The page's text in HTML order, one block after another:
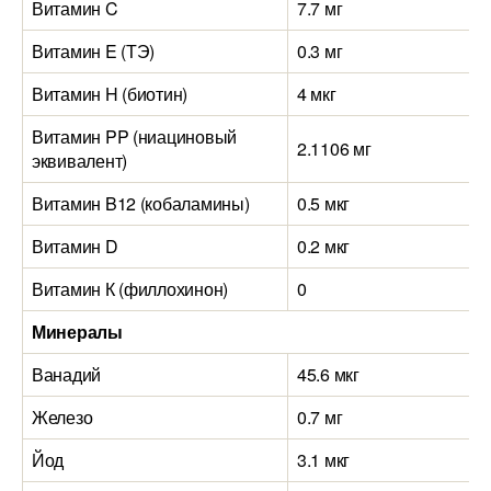
Витамин C
7.7 мг
Витамин E (ТЭ)
0.3 мг
Витамин H (биотин)
4 мкг
Витамин PP (ниациновый
эквивалент)
2.1106 мг
Витамин B12 (кобаламины)
0.5 мкг
Витамин D
0.2 мкг
Витамин К (филлохинон)
0
Минералы
Ванадий
45.6 мкг
Железо
0.7 мг
Йод
3.1 мкг